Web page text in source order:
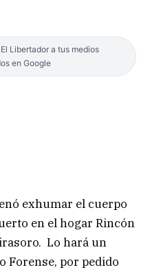
Libertador a tus medios
en Google
exhumar el cuerpo
en el hogar Rincón
Lo hará un
Forense, por pedido